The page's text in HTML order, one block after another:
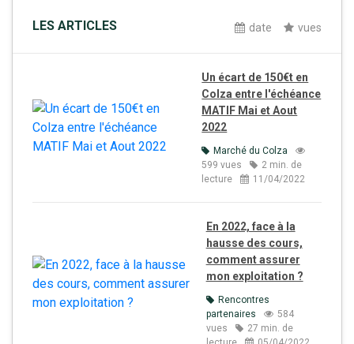
date vues
LES ARTICLES
Un écart de 150€t en
Colza entre l'échéance
MATIF Mai et Aout
2022
Marché du Colza
599 vues
2 min. de
lecture
11/04/2022
En 2022, face à la
hausse des cours,
comment assurer
mon exploitation ?
Rencontres
partenaires
584
vues
27 min. de